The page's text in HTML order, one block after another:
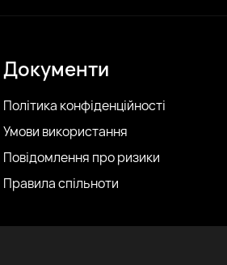
Документи
Політика конфіденційності
Умови використання
Повідомлення про ризики
Правила спільноти